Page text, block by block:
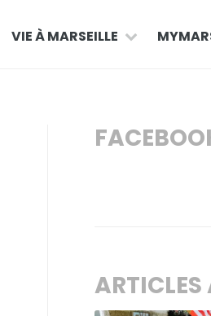
VIE À MARSEILLE
ARTICLES